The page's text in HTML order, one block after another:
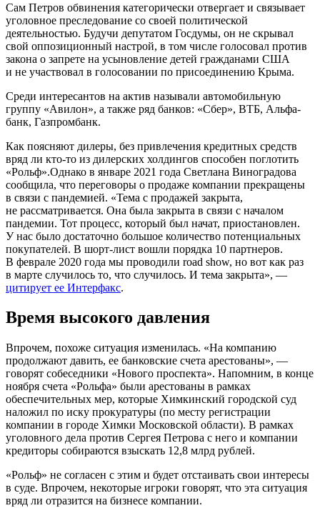
Сам Петров обвинения категорически отвергает и связывает
уголовное преследование со своей политической
деятельностью. Будучи депутатом Госдумы, он не скрывал
свой оппозиционный настрой, в том числе голосовал против
закона о запрете на усыновление детей гражданами США
и не участвовал в голосовании по присоединению Крыма.
Среди интересантов на актив называли автомобильную
группу «Авилон», а также ряд банков: «Сбер», ВТБ, Альфа-
банк, Газпромбанк.
Как поясняют дилеры, без привлечения кредитных средств
вряд ли кто-то из дилерских холдингов способен поглотить
«Рольф».Однако в январе 2021 года Светлана Виноградова
сообщила, что переговоры о продаже компании прекращены
в связи с пандемией. «Тема с продажей закрыта,
не рассматривается. Она была закрыта в связи с началом
пандемии. Тот процесс, который был начат, приостановлен.
У нас было достаточно большое количество потенциальных
покупателей. В шорт-лист вошли порядка 10 партнеров.
В феврале 2020 года мы проводили road show, но вот как раз
в марте случилось то, что случилось. И тема закрыта», —
цитирует ее Интерфакс.
Время высокого давления
Впрочем, похоже ситуация изменилась. «На компанию
продолжают давить, ее банковские счета арестованы», —
говорят собеседники «Нового проспекта». Напомним, в конце
ноября счета «Рольфа» были арестованы в рамках
обеспечительных мер, которые Химкинский городской суд
наложил по иску прокуратуры (по месту регистрации
компании в городе Химки Московской области). В рамках
уголовного дела против Сергея Петрова с него и компании
кредиторы собираются взыскать 12,8 млрд рублей.
«Рольф» не согласен с этим и будет отстаивать свои интересы
в суде. Впрочем, некоторые игроки говорят, что эта ситуация
вряд ли отразится на бизнесе компании.